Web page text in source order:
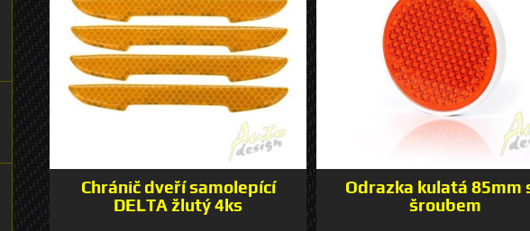
Chránič dveří samolepící
DELTA žlutý 4ks
Odrazka kulatá 85mm
šroubem